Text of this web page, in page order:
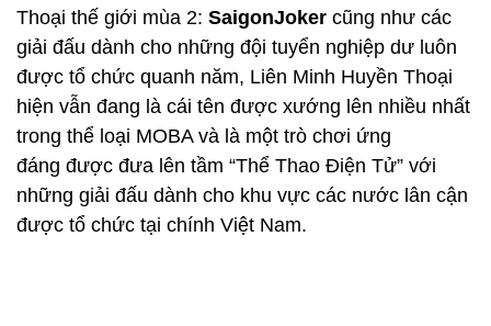
Thoại thế giới mùa 2: SaigonJoker cũng như các
giải đấu dành cho những đội tuyển nghiệp dư luôn
được tổ chức quanh năm, Liên Minh Huyền Thoại
hiện vẫn đang là cái tên được xướng lên nhiều nhất
trong thể loại MOBA và là một trò chơi ứng
đáng được đưa lên tầm “Thể Thao Điện Tử” với
những giải đấu dành cho khu vực các nước lân cận
được tổ chức tại chính Việt Nam.